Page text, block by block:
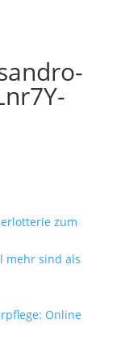
zum
mehr sind als
Online